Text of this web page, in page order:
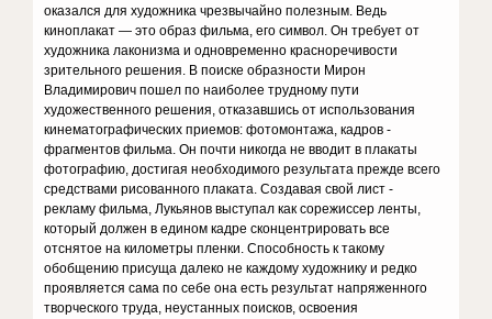
оказался для художника чрезвычайно полезным. Ведь
киноплакат — это образ фильма, его символ. Он требует от
художника лаконизма и одновременно красноречивости
зрительного решения. В поиске образности Мирон
Владимирович пошел по наиболее трудному пути
художественного решения, отказавшись от использования
кинематографических приемов: фотомонтажа, кадров -
фрагментов фильма. Он почти никогда не вводит в плакаты
фотографию, достигая необходимого результата прежде всего
средствами рисованного плаката. Создавая свой лист -
рекламу фильма, Лукьянов выступал как сорежиссер ленты,
который должен в едином кадре сконцентрировать все
отснятое на километры пленки. Способность к такому
обобщению присуща далеко не каждому художнику и редко
проявляется сама по себе она есть результат напряженного
творческого труда, неустанных поисков, освоения